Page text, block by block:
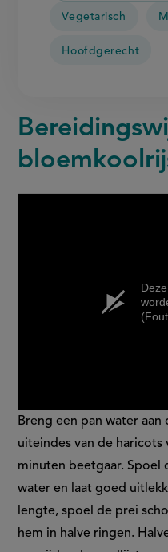
Vegetarisch
Hoofdgerecht
Breng een pan water
uiteindes van de haricots
minuten beetgaar. Spoel
water en laat goed
lengte, spoel de prei
hem in halve ringen.